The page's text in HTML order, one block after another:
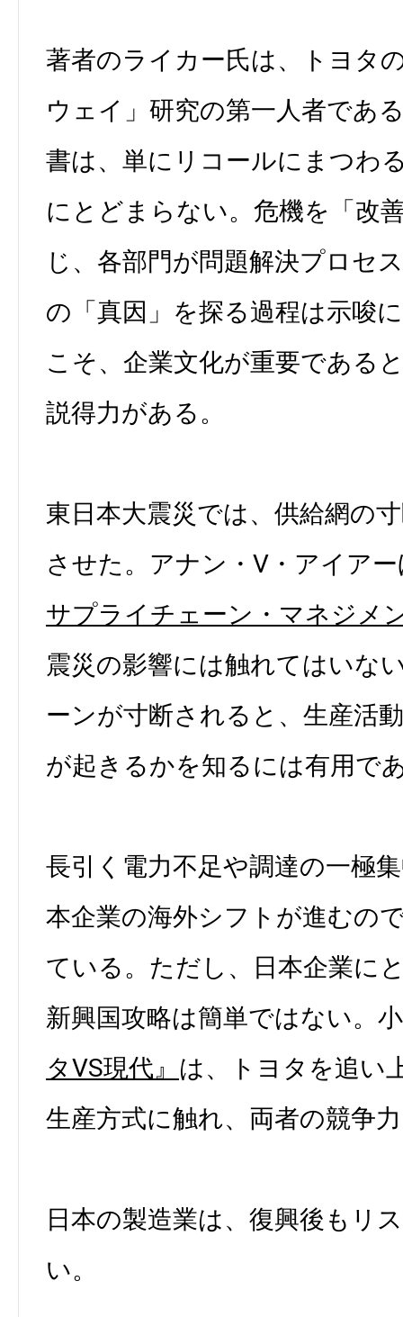
著者のライカー氏は、トヨタ
ウェイ」研究の第一人者であ
書は、単にリコールにまつわ
にとどまらない。危機を「改
じ、各部門が問題解決プロセ
の「真因」を探る過程は示唆
こそ、企業文化が重要である
説得力がある。
東日本大震災では、供給網の
させた。アナン・V・アイア
サプライチェーン・マネジメ
震災の影響には触れてはいな
ーンが寸断されると、生産活
が起きるかを知るには有用で
長引く電力不足や調達の一極
本企業の海外シフトが進むの
ている。ただし、日本企業に
新興国攻略は簡単ではない。
タVS現代』 は、トヨタを追い
生産方式に触れ、両者の競争
日本の製造業は、復興後もリ
い。